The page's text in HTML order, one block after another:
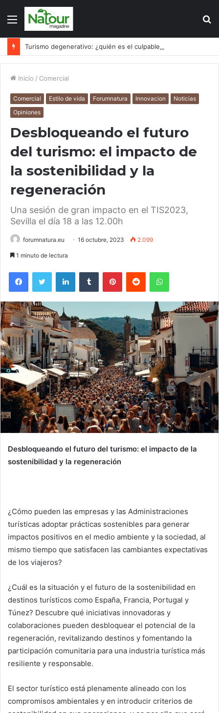
Menú
Inicio / Comercial
Comercial Estilo de vida Forumnatura Innovacion
Noticias
Opiniones
Desbloqueando el futuro
del turismo: el impacto de
la sostenibilidad y la
regeneración
Una sesión de gran impacto en el TIS2023,
Sevilla el día 18 a las 12.00h
forumnatura.eu 16 octubre, 2023 2.099
1 minuto de lectura
FacebookTwitter LinkedInTumblr PinterestReddit WhatsApp
Desbloqueando el futuro del turismo: el impacto de la
sostenibilidad y la regeneración
¿Cómo pueden las empresas y las Administraciones
turísticas adoptar prácticas sostenibles para generar
impactos positivos en el medio ambiente y la sociedad, al
mismo tiempo que satisfacen las cambiantes expectativas
de los viajeros?
¿Cuál es la situación y el futuro de la sostenibilidad en
destinos turísticos como España, Francia, Portugal y
Túnez? Descubre qué iniciativas innovadoras y
colaboraciones pueden desbloquear el potencial de la
regeneración, revitalizando destinos y fomentando la
participación comunitaria para una industria turística más
resiliente y responsable.
El sector turístico está plenamente alineado con los
compromisos ambientales y en introducir criterios de